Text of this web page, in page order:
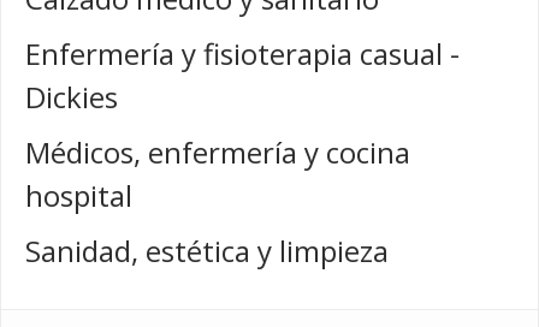
Enfermería y fisioterapia casual -
Dickies
Médicos, enfermería y cocina
hospital
Sanidad, estética y limpieza